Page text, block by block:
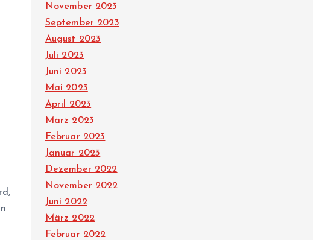
November 2023
September 2023
August 2023
Juli 2023
Juni 2023
Mai 2023
April 2023
März 2023
Februar 2023
Januar 2023
Dezember 2022
November 2022
Juni 2022
März 2022
Februar 2022